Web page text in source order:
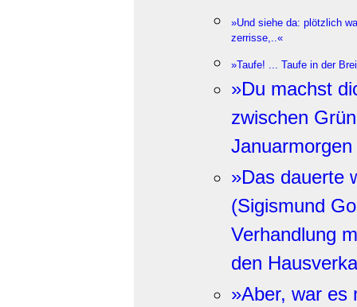
»Und siehe da: plötzlich
zerrisse,..«
»Taufe! ... Taufe in der
»Du machst
zwischen
Januarmorgen
»Das dauerte
(Sigismund
Verhandlung
den
»Aber, war es